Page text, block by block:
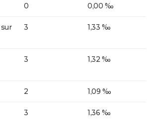
0 0,00 ‰
3 1,33 ‰
3 1,32 ‰
2 1,09 ‰
3 1,36 ‰